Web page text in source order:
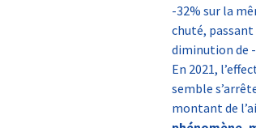
-32% sur la
chuté, passant
diminution de
En 2021,
semble
montant de